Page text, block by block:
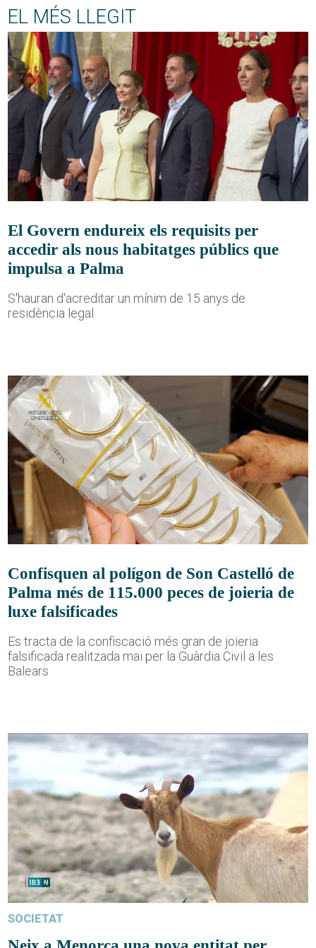
EL MÉS LLEGIT
El Govern endureix els requisits per
accedir als nous habitatges públics que
impulsa a Palma
S'hauran d'acreditar un mínim de 15 anys de
residència legal
Confisquen al polígon de Son Castelló de
Palma més de 115.000 peces de joieria de
luxe falsificades
Es tracta de la confiscació més gran de joieria
falsificada realitzada mai per la Guàrdia Civil a les
Balears
SOCIETAT